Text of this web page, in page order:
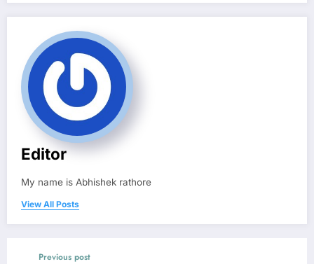
Editor
My name is Abhishek rathore
View All Posts
Previous post